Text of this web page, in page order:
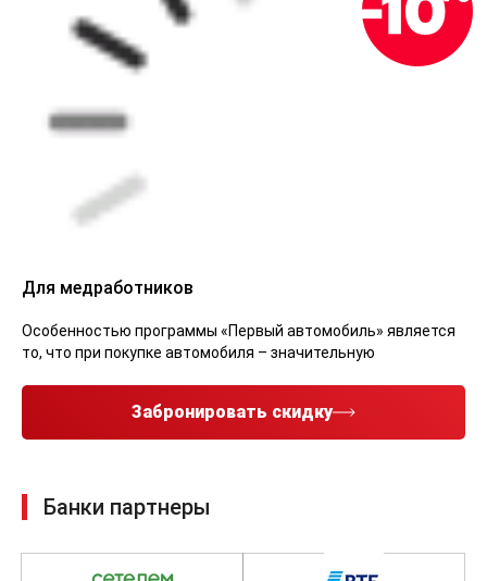
Для медработников
Особенностью программы «Первый автомобиль» является
то, что при покупке автомобиля – значительную
Забронировать скидку
Банки партнеры